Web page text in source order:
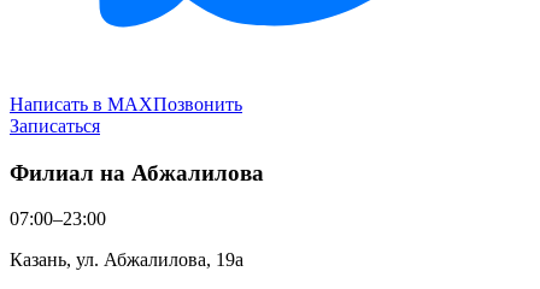
Написать в MAXПозвонить
Записаться
Филиал на Абжалилова
07:00–23:00
Казань, ул. Абжалилова, 19а